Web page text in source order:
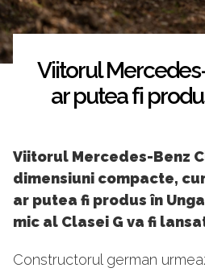
Viitorul
ar putea fi
Viitorul Mercedes-Benz
dimensiuni compacte,
ar putea fi produs în
mic al Clasei G va fi
Constructorul german